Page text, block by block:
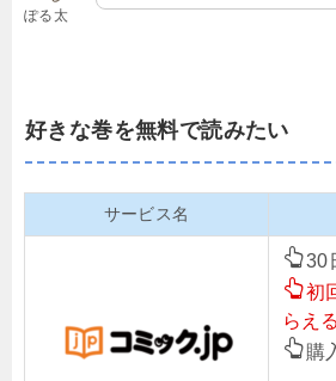
ぽる太
好きな巻を無料で読みたい
サービス名
30
初
らえる
購